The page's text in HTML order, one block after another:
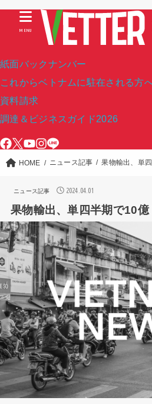
紙面バックナンバー
これからベトナムに駐在される方
資料請求
調達＆ビジネスガイド2026
MENU
HOME ニュース記事 果物輸出、単
ニュース記事 2024.04.01
果物輸出、単四半期で10億